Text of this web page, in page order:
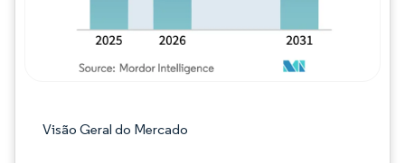
Visão Geral do Mercado